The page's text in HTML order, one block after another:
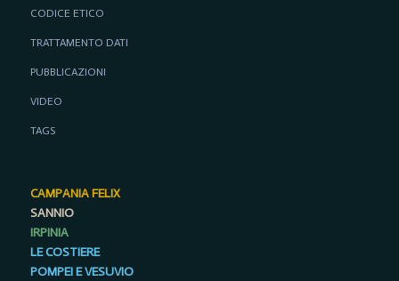
CODICE ETICO
TRATTAMENTO DATI
PUBBLICAZIONI
VIDEO
TAGS
CAMPANIA FELIX
SANNIO
IRPINIA
LE COSTIERE
POMPEI E VESUVIO